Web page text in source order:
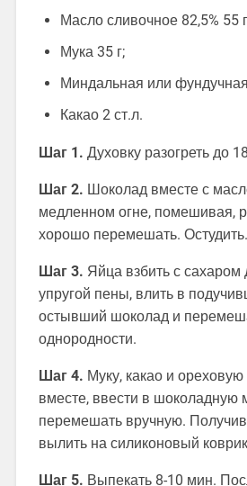
Масло сливочное 82,5% 55
Мука 35 г;
Миндальная или
Какао 2 ст.л.
Шаг 1. Духовку разогреть до
Шаг 2. Шоколад вместе с
медленном огне, помешивая,
хорошо перемешать. Остудить.
Шаг 3. Яйца взбить с сахаром
упругой пены, влить в
остывший шоколад и
однородности.
Шаг 4. Муку, какао и ореховую
вместе, ввести в шоколадную
перемешать вручную.
вылить на силиконовый
Шаг 5. Выпекать 8-10 мин.